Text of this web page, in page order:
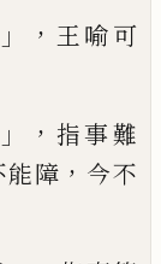
」， 王 喻可
」， 指事難
能障 ， 今不